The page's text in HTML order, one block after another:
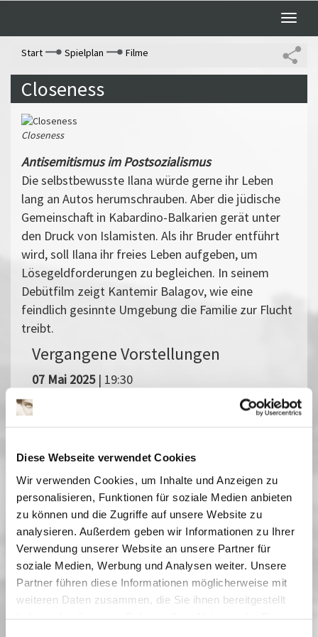
Diese Webseite verwendet Cookies
Wir verwenden Cookies, um Inhalte und Anzeigen zu
personalisieren, Funktionen für soziale Medien anbieten
zu können und die Zugriffe auf unsere Website zu
analysieren. Außerdem geben wir Informationen zu Ihrer
Verwendung unserer Website an unsere Partner für
soziale Medien, Werbung und Analysen weiter. Unsere
Partner führen diese Informationen möglicherweise mit
weiteren Daten zusammen, die Sie ihnen bereitgestellt
Toggle
Start
Spielplan Filme
Closeness
Closeness
Antisemitismus im Postsozialismus
Die selbstbewusste Ilana würde gerne ihr Leben
lang an Autos herumschrauben. Aber die jüdische
Gemeinschaft in Kabardino-Balkarien gerät unter
den Druck von Islamisten. Als ihr Bruder entführt
wird, soll Ilana ihr freies Leben aufgeben, um
Lösegeldforderungen zu begleichen. In seinem
Debütfilm zeigt Kantemir Balagov, wie eine
feindlich gesinnte Umgebung die Familie zur Flucht
treibt.
Vergangene Vorstellungen
07 Mai 2025| 19:30
Brandenburg
Filmfestival vom 5. bis 10. Mai 2026Das Jüdische Filmfestival
Berlin Brandenburg (JFBB) lädt dazu ein, die Vielfalt jüdischer
Perspektiven im Kino zu entdecken. Mit 60 Filmen aus 21
Ländern, zwei Wettbewerben und mehreren Spezialreihen ist es
das wichtigste Forum für jüdisches Kino in Europa. Gespräche
mit internationalen Gästen und Podiumsdiskussionen begleiten
das Programm. Ob komisch oder tragisch, dokumentarisch oder
fiktional - die Filme des 32. JFBB regen zum gemeinsamen
Nachdenken an. Im Filmmuseum Potsdam präsentiert das JFBB
Beiträge aus den Wettbewerben Spiel- und Dokumentarfilm,